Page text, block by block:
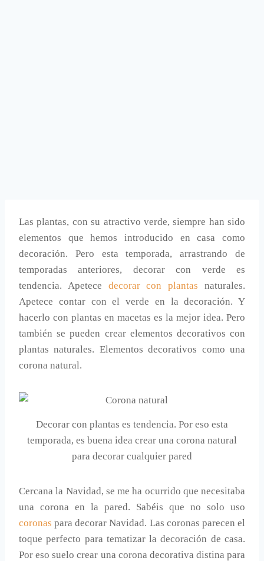
Las plantas, con su atractivo verde, siempre han sido
elementos que hemos introducido en casa como
decoración. Pero esta temporada, arrastrando de
temporadas anteriores, decorar con verde es
tendencia. Apetece decorar con plantas naturales.
Apetece contar con el verde en la decoración. Y
hacerlo con plantas en macetas es la mejor idea. Pero
también se pueden crear elementos decorativos con
plantas naturales. Elementos decorativos como una
corona natural.
Decorar con plantas es tendencia. Por eso esta
temporada, es buena idea crear una corona natural
para decorar cualquier pared
Cercana la Navidad, se me ha ocurrido que necesitaba
una corona en la pared. Sabéis que no solo uso
coronas para decorar Navidad. Las coronas parecen el
toque perfecto para tematizar la decoración de casa.
Por eso suelo crear una corona decorativa distina para